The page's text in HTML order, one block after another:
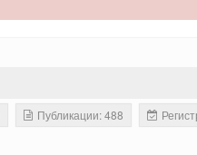
Публикации: 488